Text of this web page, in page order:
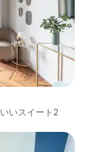
いスイート2